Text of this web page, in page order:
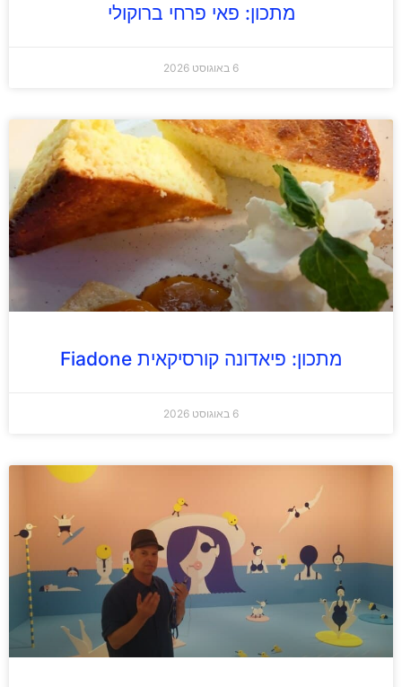
מתכון: פאי פרחי ברוקולי
6 באוגוסט 2026
מתכון: פיאדונה קורסיקאית Fiadone
6 באוגוסט 2026